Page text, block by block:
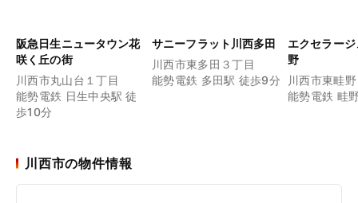
阪急日生ニュータウン花
咲く丘の街
川西市丸山台１丁目
能勢電鉄 日生中央駅 徒
歩10分
サニーフラット川西多田
川西市東多田３丁目
能勢電鉄 多田駅 徒歩9分
エクセラー
野
川西市東畦
能勢電鉄 畦
川西市の物件情報